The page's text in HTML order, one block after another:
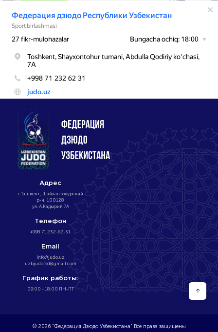
Адрес
г. Ташкент, Шайхантохурский
р-н, 100128
ул. А.Кадырий 7А
Телефон
+998 71 232-62-31
Email
info@judo.uz
uzbjudofed@gmail.com
График работы:
09:00 - 18:00 ПН-ПТ ↑
© 2026 “Федерация Дзюдо Узбекистана” Все права защищены